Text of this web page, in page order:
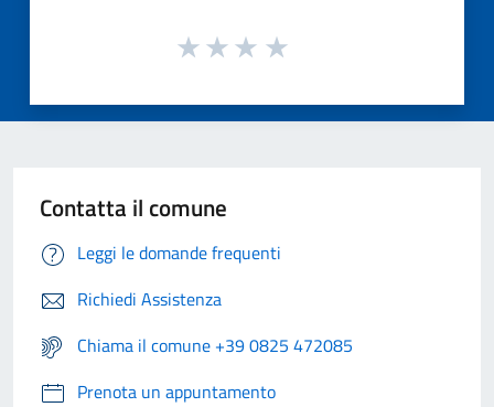
Contatta il comune
Leggi le domande frequenti
Richiedi Assistenza
Chiama il comune +39 0825 472085
Prenota un appuntamento